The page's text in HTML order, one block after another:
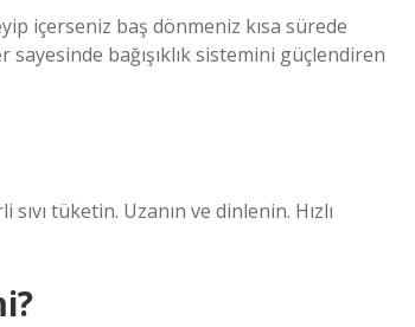
içerseniz baş dönmeniz kısa sürede
bağışıklık sistemini güçlendiren
tüketin. Uzanın ve dinlenin. Hızlı